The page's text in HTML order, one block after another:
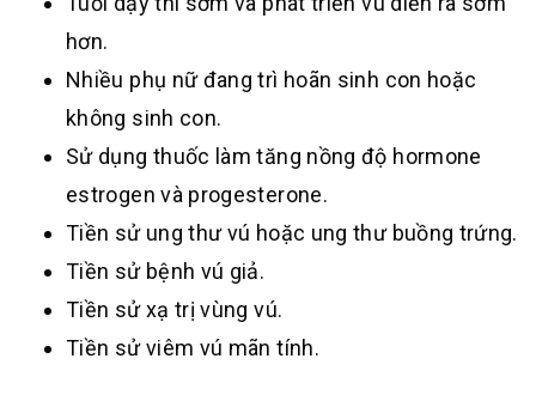
hơn.
Nhiều phụ nữ đang trì hoãn sinh con hoặc
không sinh con.
Sử dụng thuốc làm tăng nồng độ hormone
estrogen và progesterone.
Tiền sử ung thư vú hoặc ung thư buồng trứng.
Tiền sử bệnh vú giả.
Tiền sử xạ trị vùng vú.
Tiền sử viêm vú mãn tính.